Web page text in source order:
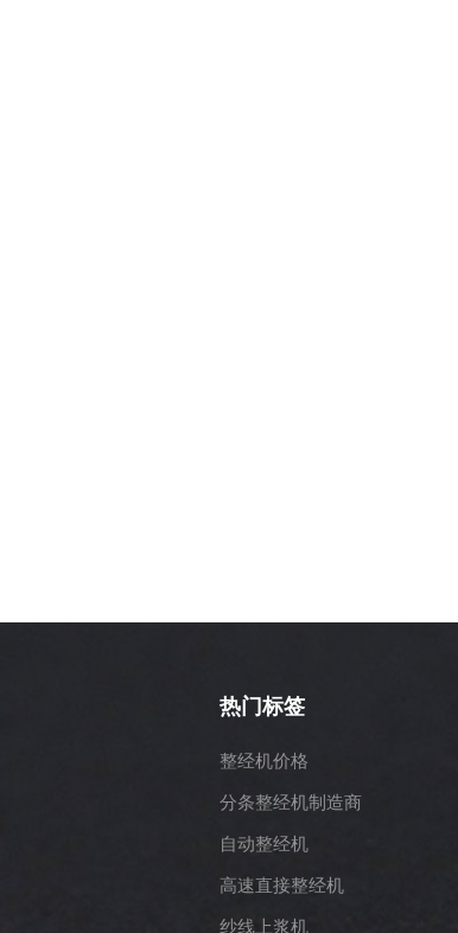
热门标签
整经机价格
分条整经机制造商
自动整经机
高速直接整经机
纱线上浆机